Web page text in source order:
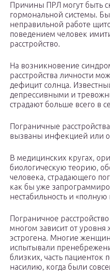
️Причины ПРЛ могут быть
гормональной системы.
неправильной работе
поведением человек
расстройство.
На возникновение
расстройства личности
дефицит солнца.
депрессивными и
страдают больше всего в
️Пограничные
вызваны инфекцией или
️В медицинских кругах,
биологическую теорию,
человека, страдающего
как бы уже
нестабильность и
️Пограничное
многом зависит от уровня
эстрогена. Многие
испытывали
близких, часть пациенток
насилию, когда были